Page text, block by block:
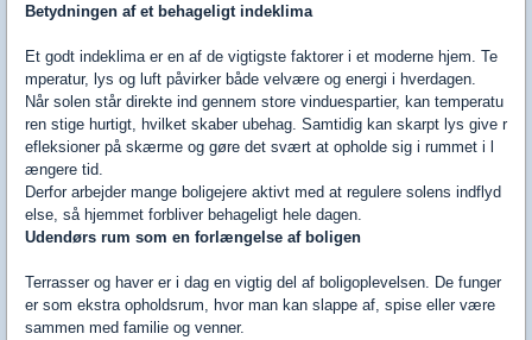
Betydningen af et behageligt indeklima
Et godt indeklima er en af de vigtigste faktorer i et moderne hjem. Te
mperatur, lys og luft påvirker både velvære og energi i hverdagen.
Når solen står direkte ind gennem store vinduespartier, kan temperatu
ren stige hurtigt, hvilket skaber ubehag. Samtidig kan skarpt lys give r
efleksioner på skærme og gøre det svært at opholde sig i rummet i l
ængere tid.
Derfor arbejder mange boligejere aktivt med at regulere solens indflyd
else, så hjemmet forbliver behageligt hele dagen.
Udendørs rum som en forlængelse af boligen
Terrasser og haver er i dag en vigtig del af boligoplevelsen. De funger
er som ekstra opholdsrum, hvor man kan slappe af, spise eller være
sammen med familie og venner.